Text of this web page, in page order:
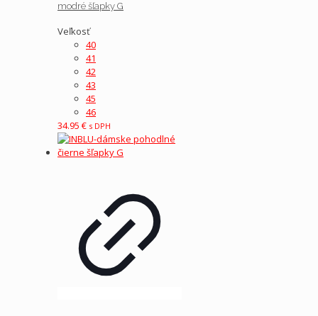
modré šľapky G
Veľkosť
40
41
42
43
45
46
34.95 € s DPH